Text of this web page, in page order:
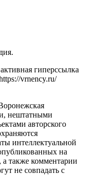
гиперссылка
vrnency.ru/
нештатными
авторского
интеллектуальной
на
также комментарии
не совпадать с